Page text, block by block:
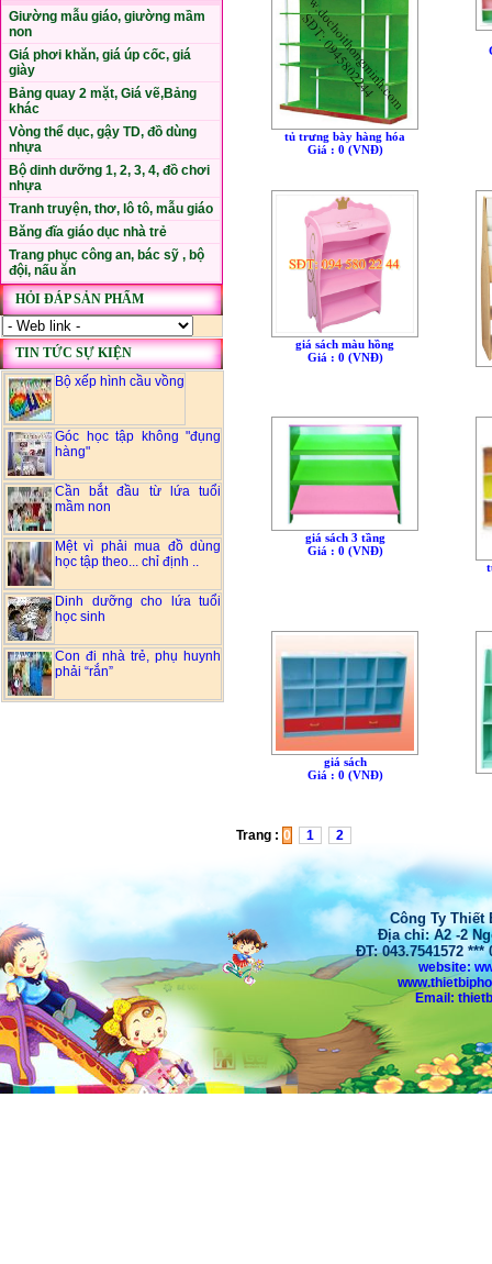
Giường mẫu giáo, giường mầm
non
Giá phơi khăn, giá úp cốc, giá
giày
Bảng quay 2 mặt, Giá vẽ,Bảng
khác
Vòng thể dục, gậy TD, đồ dùng
nhựa
Bộ dinh dưỡng 1, 2, 3, 4, đồ chơi
nhựa
Tranh truyện, thơ, lô tô, mẫu giáo
Băng đĩa giáo dục nhà trẻ
Trang phục công an, bác sỹ , bộ
đội, nấu ăn
HỎI ĐÁP SẢN PHẨM
TIN TỨC SỰ KIỆN
Bộ xếp hình cầu vồng
Góc học tập không "đụng
hàng"
Cần bắt đầu từ lứa tuổi
mầm non
Mệt vì phải mua đồ dùng
học tập theo... chỉ định ..
Dinh dưỡng cho lứa tuổi
học sinh
Con đi nhà trẻ, phụ huynh
phải “rắn”
tủ trưng bày hàng hóa
Giá : 0 (VNÐ)
giá sách màu hồng
Giá : 0 (VNÐ)
giá sách 3 tầng
Giá : 0 (VNÐ)
giá sách
Giá : 0 (VNÐ)
Trang : 0 1 2
Công Ty Thiết
Địa chỉ: A2 -2
ĐT: 043.7541572 ***
website:
Email: